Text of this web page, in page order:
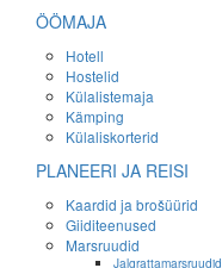
ÖÖMAJA
Hotell
Hostelid
Külalistemaja
Kämping
Külaliskorterid
PLANEERI JA REISI
Kaardid ja brošüürid
Giiditeenused
Marsruudid
Jalgrattamarsruudid